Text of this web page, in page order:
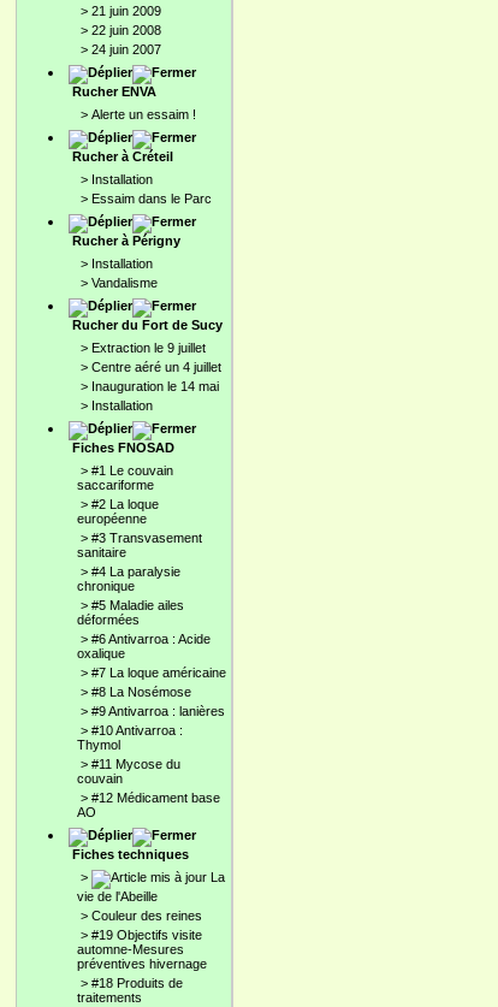
> 21 juin 2009
> 22 juin 2008
> 24 juin 2007
Rucher ENVA
> Alerte un essaim !
Rucher à Créteil
> Installation
> Essaim dans le Parc
Rucher à Périgny
> Installation
> Vandalisme
Rucher du Fort de Sucy
> Extraction le 9 juillet
> Centre aéré un 4 juillet
> Inauguration le 14 mai
> Installation
Fiches FNOSAD
> #1 Le couvain
saccariforme
> #2 La loque
européenne
> #3 Transvasement
sanitaire
> #4 La paralysie
chronique
> #5 Maladie ailes
déformées
> #6 Antivarroa : Acide
oxalique
> #7 La loque américaine
> #8 La Nosémose
> #9 Antivarroa : lanières
> #10 Antivarroa :
Thymol
> #11 Mycose du
couvain
> #12 Médicament base
AO
Fiches techniques
>
La
vie de l'Abeille
> Couleur des reines
> #19 Objectifs visite
automne-Mesures
préventives hivernage
> #18 Produits de
traitements